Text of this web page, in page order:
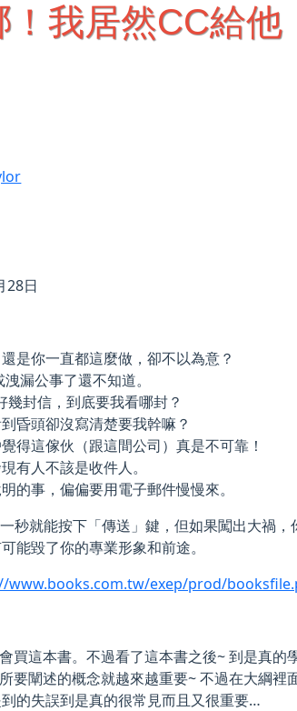
我居然CC給他
28日
是你一直都這麼做，卻不以為意？
漏公事了還不知道。
幾封信，到底要我看哪封？
昏頭卻沒寫清楚要我幹嘛？
得這傢伙（跟這間公司）真是不可靠！
有人不該是收件人。
的事，偏偏要用電子郵件慢慢來。
秒就能按下「傳送」鍵，但如果闖出大禍
能毀了你的專業形象和前途。
www.books.com.tw/exep/prod/
買這本書。不過看了這本書之後~ 到是真的
要闡述的概念就越來越重要~ 不過在大綱裡
的失誤到是真的很常見而且又很重要…